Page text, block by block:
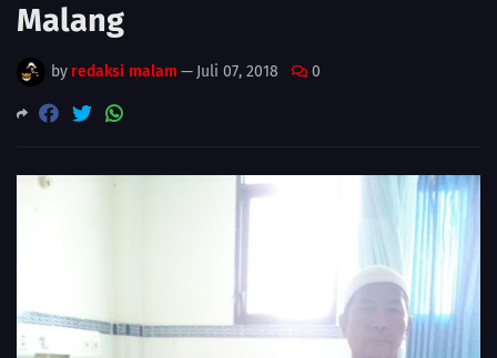
Malang
by redaksi malam — Juli 07, 2018 0